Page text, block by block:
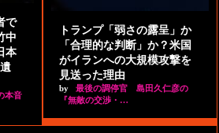
で
中
本
本音
トランプ「弱さの露呈」か
「合理的な判断」か？米国
がイランへの大規模攻撃を
見送った理由
by
最後の調停官 島田久仁彦の
『無敵の交渉・…